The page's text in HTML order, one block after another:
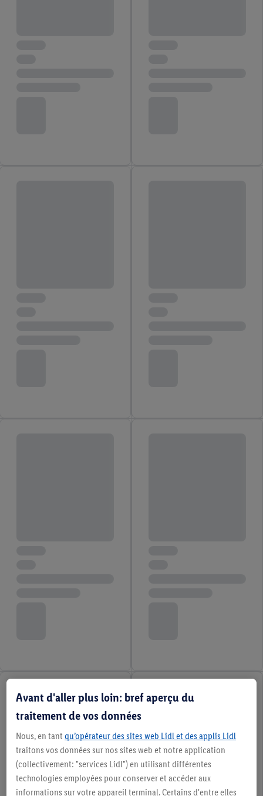
Avant d'aller plus loin: bref aperçu du
traitement de vos données
Nous, en tant qu’opérateur des sites web Lidl et des applis Lidl
traitons vos données sur nos sites web et notre application
(collectivement: "services Lidl") en utilisant différentes
technologies employées pour conserver et accéder aux
informations sur votre appareil terminal. Certains d'entre elles